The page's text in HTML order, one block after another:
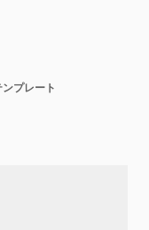
プレート